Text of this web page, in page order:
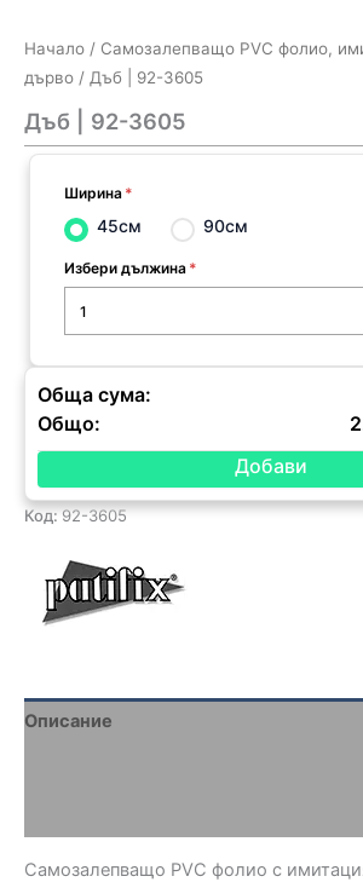
Начало / Самозалепващо PVC фолио,
дърво / Дъб | 92-3605
Дъб | 92-3605
Ширина *
45см 90см
Избери дължина *
Обща сума:
Общо:
Код: 92-3605
Описание
Самозалепващо PVC фолио с